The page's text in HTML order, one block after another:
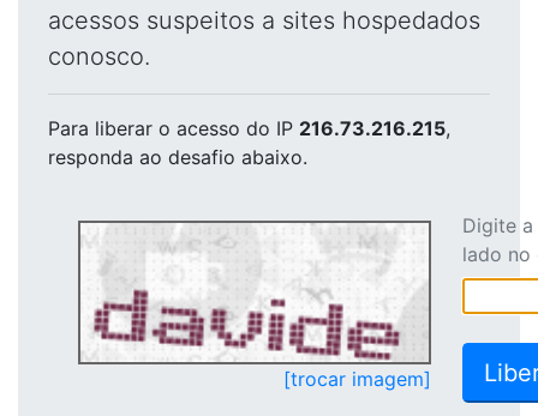
acessos suspeitos a sites hospedados
conosco.
Para liberar o acesso do IP 216.73.216.215,
responda ao desafio abaixo.
[trocar imagem]
Digite
lado no